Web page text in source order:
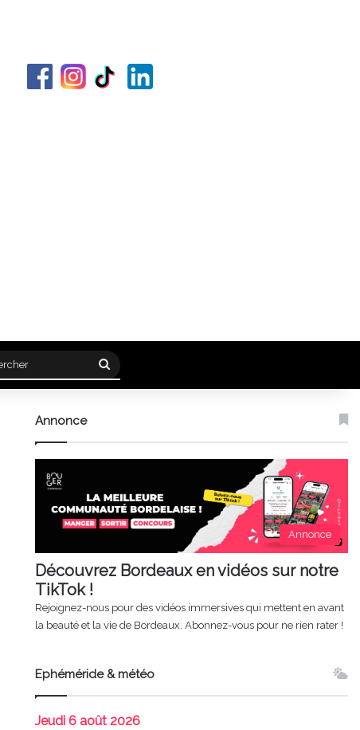
Rechercher
Annonce
Annonce
Découvrez Bordeaux en vidéos sur notre
TikTok !
Rejoignez-nous pour des vidéos immersives qui mettent en avant
la beauté et la vie de Bordeaux. Abonnez-vous pour ne rien rater !
Ephéméride & météo
Jeudi 6 août 2026